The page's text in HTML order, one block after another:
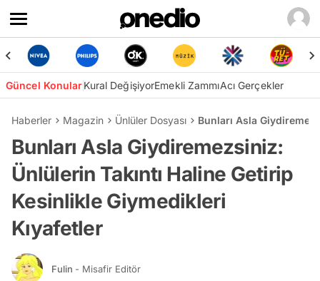
Güncel KonularKural DeğişiyorEmekli ZammıAcı Gerçekler
Haberler Magazin Ünlüler Dosyası Bunları Asla
Bunları Asla Giydiremezsiniz:
Ünlülerin Takıntı Haline Getirip
Kesinlikle Giymedikleri
Kıyafetler
Fulin - Misafir Editör